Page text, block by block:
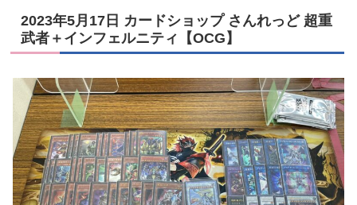
2023年5月17日 カードショップ さんれっど 超重
武者＋インフェルニティ【OCG】